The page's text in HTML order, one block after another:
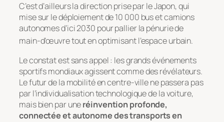
C’est d’ailleurs la direction prise par le Japon, qui
mise sur le déploiement de 10 000 bus et camions
autonomes d’ici 2030 pour pallier la pénurie de
main-d’œuvre tout en optimisant l’espace urbain.
Le constat est sans appel : les grands événements
sportifs mondiaux agissent comme des révélateurs.
Le futur de la mobilité en centre-ville ne passera pas
par l’individualisation technologique de la voiture,
mais bien par uneréinvention profonde,
connectée et autonome des transports en